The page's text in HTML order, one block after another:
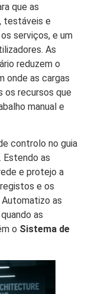
que as
testáveis e
serviços, e um
As
reduzem o
onde as cargas
os recursos que
manual e
controlo no guia
. Estendo as
e protejo a
e os
as
as
o Sistema de